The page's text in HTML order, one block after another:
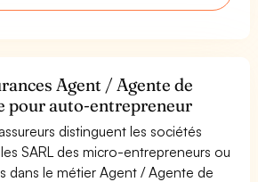
Agent / Agente de
pour auto-entrepreneur
distinguent les sociétés
SARL des micro-entrepreneurs ou
dans le métier Agent / Agente de